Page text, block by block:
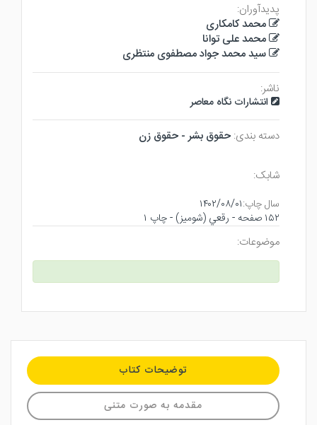
پدیدآوران:
محمد کامکاری
محمد علی توانا
سید محمد جواد مصطفوی منتظری
ناشر:
انتشارات نگاه معاصر
دسته بندی: حقوق بشر - حقوق زن
شابک:
سال چاپ:۱۴۰۲/۰۸/۰۱
۱۵۲ صفحه - رقعي (شوميز) - چاپ ۱
موضوعات:
توضیحات کتاب
مقدمه به صورت متنی